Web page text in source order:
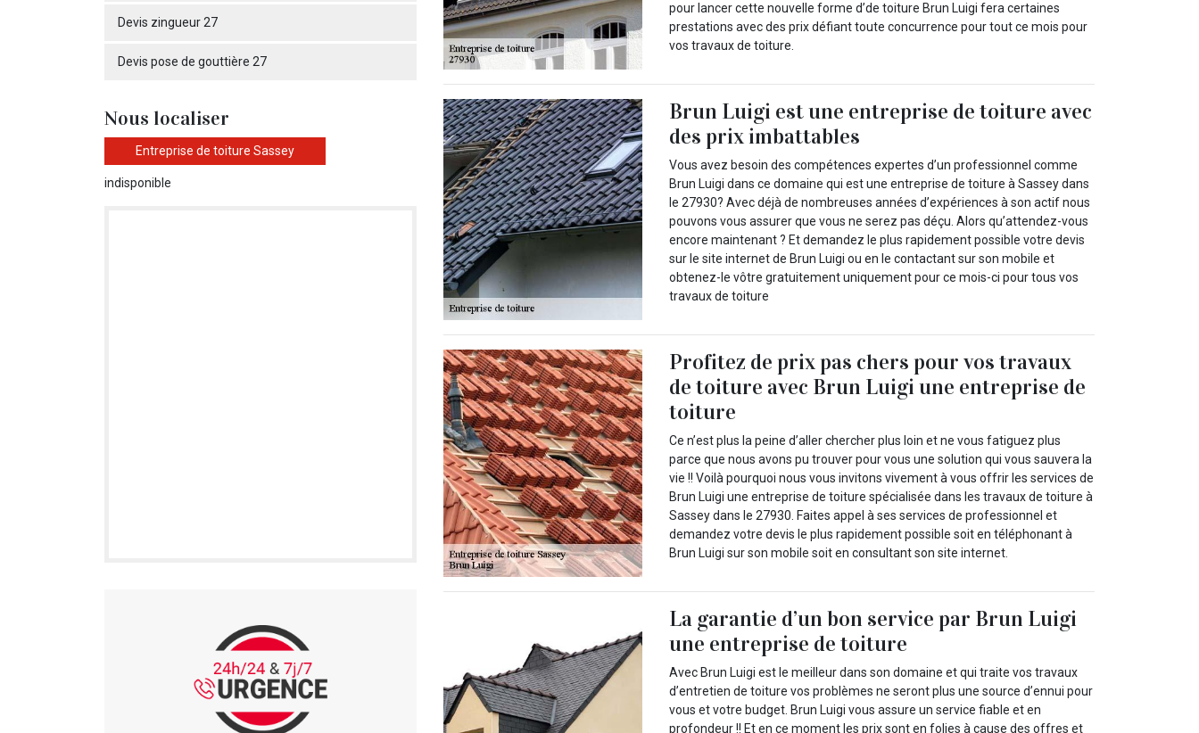
Devis zingueur 27
Devis pose de gouttière 27
Nous localiser
Entreprise de toiture Sassey
indisponible
pour lancer cette nouvelle forme d’de toiture Brun Luigi fera certaines
prestations avec des prix défiant toute concurrence pour tout ce mois pour
vos travaux de toiture.
Brun Luigi est une entreprise de toiture avec
des prix imbattables
Vous avez besoin des compétences expertes d’un professionnel comme
Brun Luigi dans ce domaine qui est une entreprise de toiture à Sassey dans
le 27930? Avec déjà de nombreuses années d’expériences à son actif nous
pouvons vous assurer que vous ne serez pas déçu. Alors qu’attendez-vous
encore maintenant ? Et demandez le plus rapidement possible votre devis
sur le site internet de Brun Luigi ou en le contactant sur son mobile et
obtenez-le vôtre gratuitement uniquement pour ce mois-ci pour tous vos
travaux de toiture
Profitez de prix pas chers pour vos travaux
de toiture avec Brun Luigi une entreprise de
toiture
Ce n’est plus la peine d’aller chercher plus loin et ne vous fatiguez plus
parce que nous avons pu trouver pour vous une solution qui vous sauvera la
vie !! Voilà pourquoi nous vous invitons vivement à vous offrir les services de
Brun Luigi une entreprise de toiture spécialisée dans les travaux de toiture à
Sassey dans le 27930. Faites appel à ses services de professionnel et
demandez votre devis le plus rapidement possible soit en téléphonant à
Brun Luigi sur son mobile soit en consultant son site internet.
La garantie d’un bon service par Brun Luigi
une entreprise de toiture
Avec Brun Luigi est le meilleur dans son domaine et qui traite vos travaux
d’entretien de toiture vos problèmes ne seront plus une source d’ennui pour
vous et votre budget. Brun Luigi vous assure un service fiable et en
profondeur !! Et en ce moment les prix sont en folies à cause des offres et